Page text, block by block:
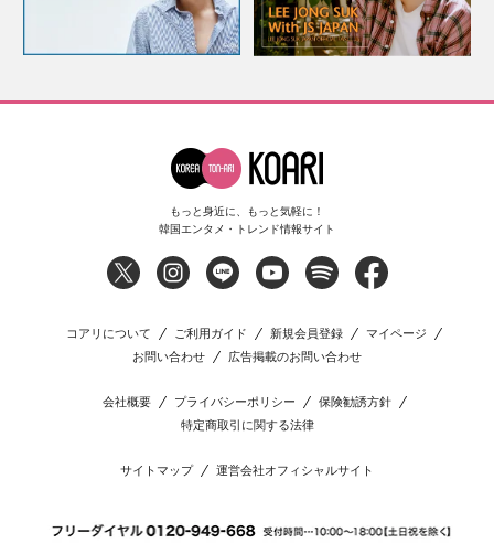
もっと身近に、もっと気軽に！
韓国エンタメ・トレンド情報サイト
コアリについて ご利用ガイド 新規会員登録
マイページ
お問い合わせ
広告掲載のお問い合わせ
会社概要 プライバシーポリシー
保険勧誘方針
特定商取引に関する法律
サイトマップ 運営会社オフィシャルサイト